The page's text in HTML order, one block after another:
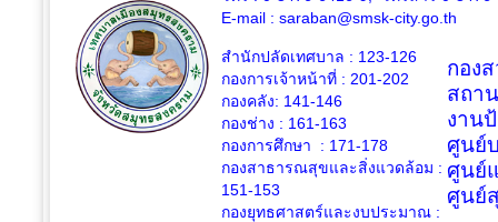
E-mail : saraban@smsk-city.go.th
สำนักปลัดเทศบาล : 123-126
กองการเจ้าหน้าที่ : 201-202
กองคลัง: 141-146
กองช่าง : 161-163
กองการศึกษา : 171-178
กองสาธารณสุขและสิ่งแวดล้อม :
151-153
กองยุทธศาสตร์และงบประมาณ :
กอง
สถา
งาน
ศูนย์
ศูนย์
ศูนย์